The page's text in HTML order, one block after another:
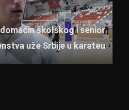
školskog i senior
uže Srbije u karateu